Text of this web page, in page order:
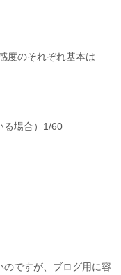
度のそれぞれ基本は
る場合）1/60
ですが、ブログ用に容